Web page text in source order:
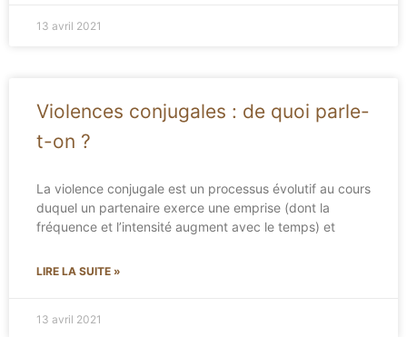
13 avril 2021
Violences conjugales : de quoi parle-
t-on ?
La violence conjugale est un processus évolutif au cours
duquel un partenaire exerce une emprise (dont la
fréquence et l’intensité augment avec le temps) et
LIRE LA SUITE »
13 avril 2021